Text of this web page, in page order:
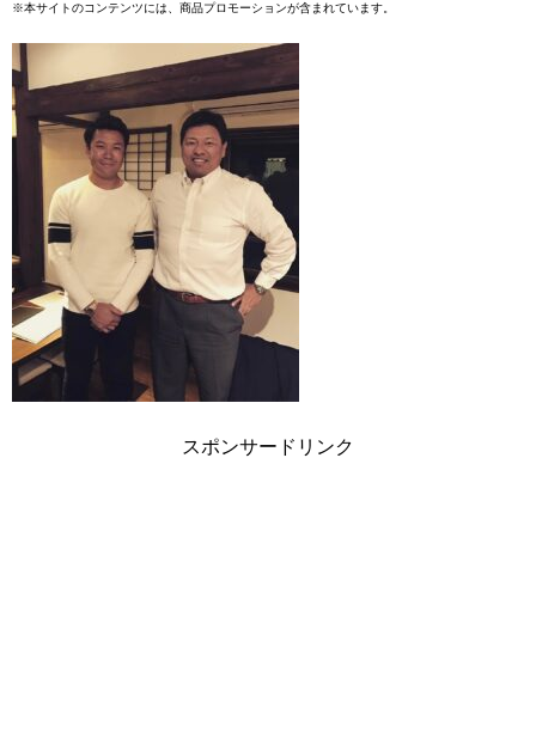
※本サイトのコンテンツには、商品プロモーションが含まれています。
スポンサードリンク